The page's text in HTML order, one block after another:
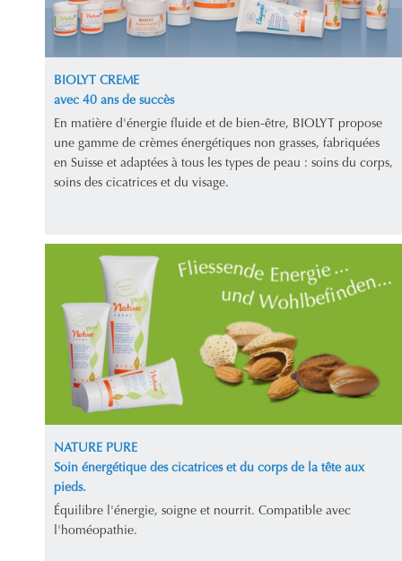
BIOLYT CREME
avec 40 ans de succès
En matière d'énergie fluide et de bien-être, BIOLYT propose
une gamme de crèmes énergétiques non grasses, fabriquées
en Suisse et adaptées à tous les types de peau : soins du corps,
soins des cicatrices et du visage.
NATURE PURE
Soin énergétique des cicatrices et du corps de la tête aux
pieds.
Équilibre l'énergie, soigne et nourrit. Compatible avec
l'homéopathie.